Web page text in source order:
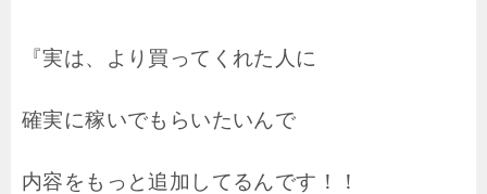
『実は、より買ってくれた人に
確実に稼いでもらいたいんで
内容をもっと追加してるんです！！